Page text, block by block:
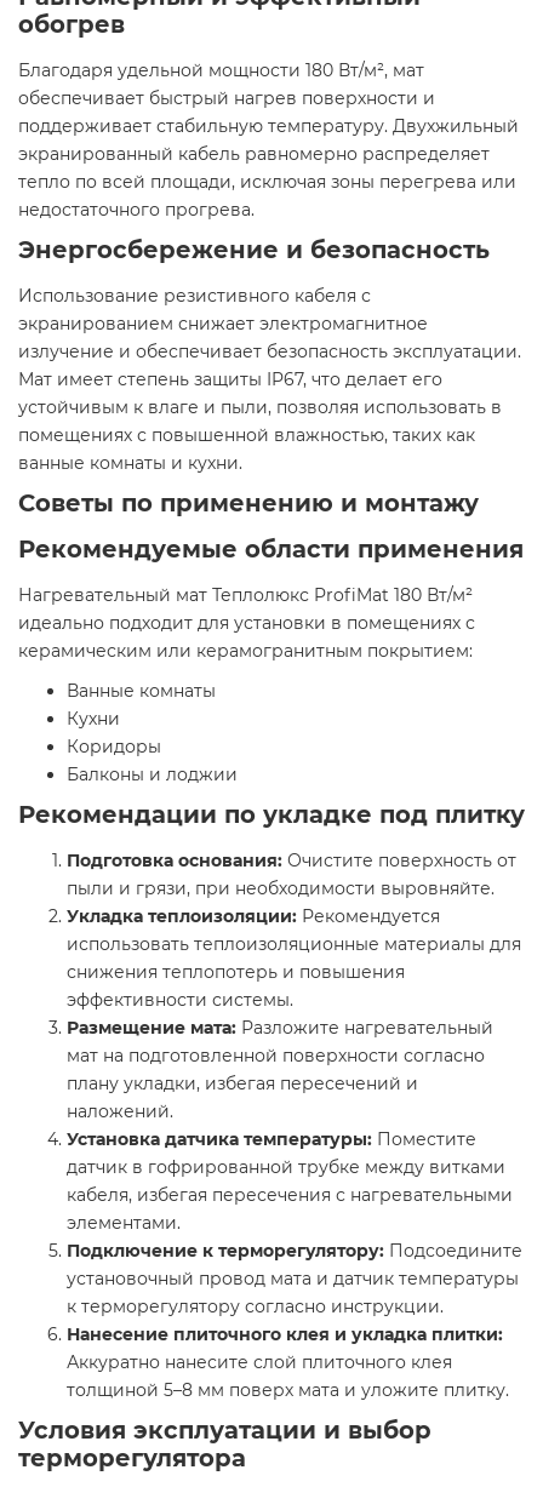
обогрев
Благодаря удельной мощности 180 Вт/м², мат
обеспечивает быстрый нагрев поверхности и
поддерживает стабильную температуру. Двухжильный
экранированный кабель равномерно распределяет
тепло по всей площади, исключая зоны перегрева или
недостаточного прогрева.
Энергосбережение и безопасность
Использование резистивного кабеля с
экранированием снижает электромагнитное
излучение и обеспечивает безопасность эксплуатации.
Мат имеет степень защиты IP67, что делает его
устойчивым к влаге и пыли, позволяя использовать в
помещениях с повышенной влажностью, таких как
ванные комнаты и кухни. ​
Советы по применению и монтажу
Рекомендуемые области применения
Нагревательный мат Теплолюкс ProfiMat 180 Вт/м²
идеально подходит для установки в помещениях с
керамическим или керамогранитным покрытием:
Ванные комнаты​
Кухни​
Коридоры​
Балконы и лоджии​
Рекомендации по укладке под плитку
Подготовка основания: Очистите поверхность от
пыли и грязи, при необходимости выровняйте.​
Укладка теплоизоляции: Рекомендуется
использовать теплоизоляционные материалы для
снижения теплопотерь и повышения
эффективности системы.​
Размещение мата: Разложите нагревательный
мат на подготовленной поверхности согласно
плану укладки, избегая пересечений и
наложений.​
Установка датчика температуры: Поместите
датчик в гофрированной трубке между витками
кабеля, избегая пересечения с нагревательными
элементами.​
Подключение к терморегулятору: Подсоедините
установочный провод мата и датчик температуры
к терморегулятору согласно инструкции.​
Нанесение плиточного клея и укладка плитки:
Аккуратно нанесите слой плиточного клея
толщиной 5–8 мм поверх мата и уложите плитку.
Условия эксплуатации и выбор
терморегулятора